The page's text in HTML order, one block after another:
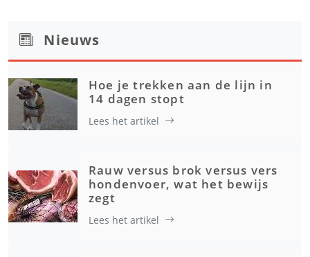
Nieuws
Hoe je trekken aan de lijn in
14 dagen stopt
Lees het artikel
Rauw versus brok versus vers
hondenvoer, wat het bewijs
zegt
Lees het artikel